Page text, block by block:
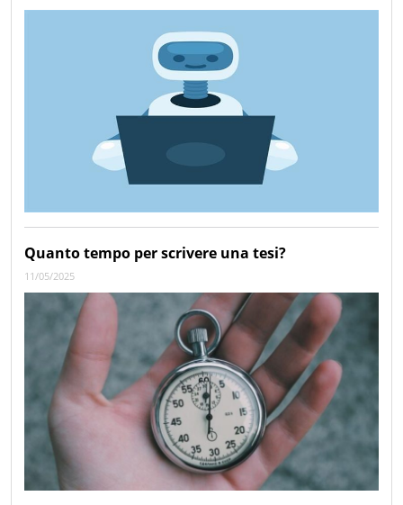
Quanto tempo per scrivere una tesi?
11/05/2025